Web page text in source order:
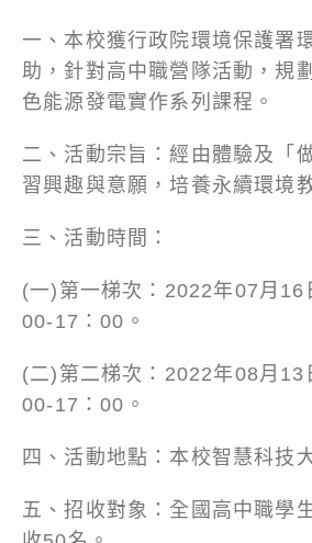
一、本校獲行政院環境保護署
助，針對高中職營隊活動，規
色能源發電實作系列課程。
二、活動宗旨：經由體驗及「
習興趣與意願，培養永續環境
三、活動時間：
(一)第一梯次：2022年07月16
00-17：00。
(二)第二梯次：2022年08月13
00-17：00。
四、活動地點：本校智慧科技
五、招收對象：全國高中職學